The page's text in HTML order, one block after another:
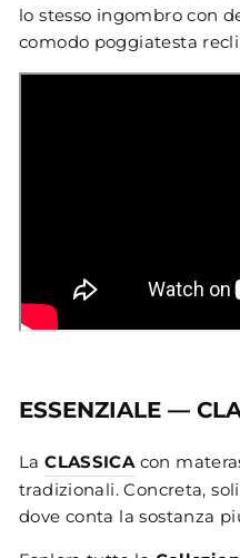
lo stesso ingombro con
comodo poggiatesta
ESSENZIALE —
LaCLASSICAcon
tradizionali. Concreta,
dove conta la sostanza